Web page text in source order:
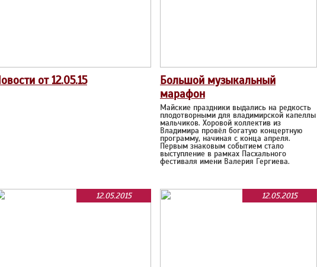
от 12.05.15
Большой музыкальный
марафон
Майские праздники выдались на редкость
плодотворными для владимирской капеллы
мальчиков. Хоровой коллектив из
Владимира провёл богатую концертную
программу, начиная с конца апреля.
Первым знаковым событием стало
выступление в рамках Пасхального
фестиваля имени Валерия Гергиева.
12.05.2015 12.05.2015